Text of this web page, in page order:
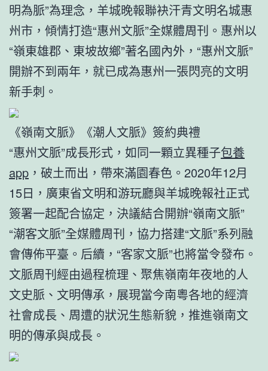
明為脈”為理念，羊城晚報聯袂汗青文明名城惠
州市，傾情打造“惠州文脈”全媒體周刊。惠州以
“嶺東雄郡、東坡故鄉”著名國內外，“惠州文脈”
開辦不到兩年，就已成為惠州一張閃亮的文明
新手刺。
《嶺南文脈》《潮人文脈》簽約典禮
“惠州文脈”成長形式，如同一顆立異種子包養
app ，破土而出，帶來滿園春色。2020年12月
15日，廣東省文明和游玩廳與羊城晚報社正式
簽署一起配合協定，決議結合開辦“嶺南文脈”
“潮客文脈”全媒體周刊，協力搭建“文脈”系列融
會傳佈平臺。后續，“客家文脈”也將當令發布。
文脈周刊經由過程梳理、聚焦嶺南年夜地的人
文史脈、文明傳承，展現當今南粵各地的經濟
社會成長、周遭的狀況生態新貌，推進嶺南文
明的傳承與成長。